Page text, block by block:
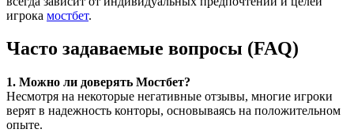
игрока мостбет.
Часто задаваемые вопросы (FAQ)
1. Можно ли доверять Мостбет?
Несмотря на некоторые негативные отзывы, многие игроки
верят в надежность конторы, основываясь на положительном
опыте.